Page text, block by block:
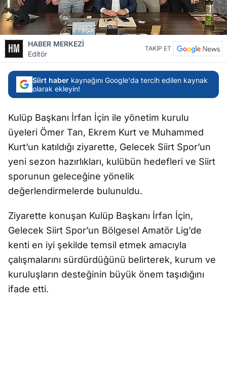
HABER MERKEZİ
Editör
TAKİP ET
Siirt haber kaynağını Google'da tercih edilen kaynak
olarak ekleyin!
Kulüp Başkanı İrfan İçin ile yönetim kurulu
üyeleri Ömer Tan, Ekrem Kurt ve Muhammed
Kurt’un katıldığı ziyarette, Gelecek Siirt Spor’un
yeni sezon hazırlıkları, kulübün hedefleri ve Siirt
sporunun geleceğine yönelik
değerlendirmelerde bulunuldu.
Ziyarette konuşan Kulüp Başkanı İrfan İçin,
Gelecek Siirt Spor’un Bölgesel Amatör Lig’de
kenti en iyi şekilde temsil etmek amacıyla
çalışmalarını sürdürdüğünü belirterek, kurum ve
kuruluşların desteğinin büyük önem taşıdığını
ifade etti.